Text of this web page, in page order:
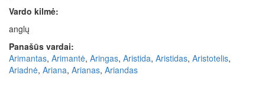
Vardo kilmė:
anglų
Panašūs vardai:
Arimantas, Arimantė, Aringas, Aristida, Aristidas, Aristotelis,
Ariadnė, Ariana, Arianas, Ariandas